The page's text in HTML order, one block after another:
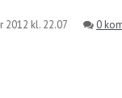
2012 kl. 22.07 0